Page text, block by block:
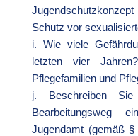
Schutz vor
i. Wie viele
letzten vier
Pflegefamilien und
j. Beschreiben Sie
Bearbeitungsweg
Jugendamt (gemäß